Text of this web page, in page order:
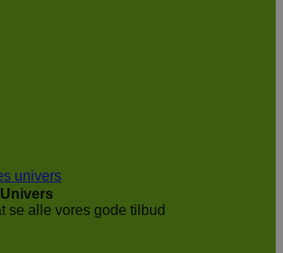
se alle vores gode tilbud